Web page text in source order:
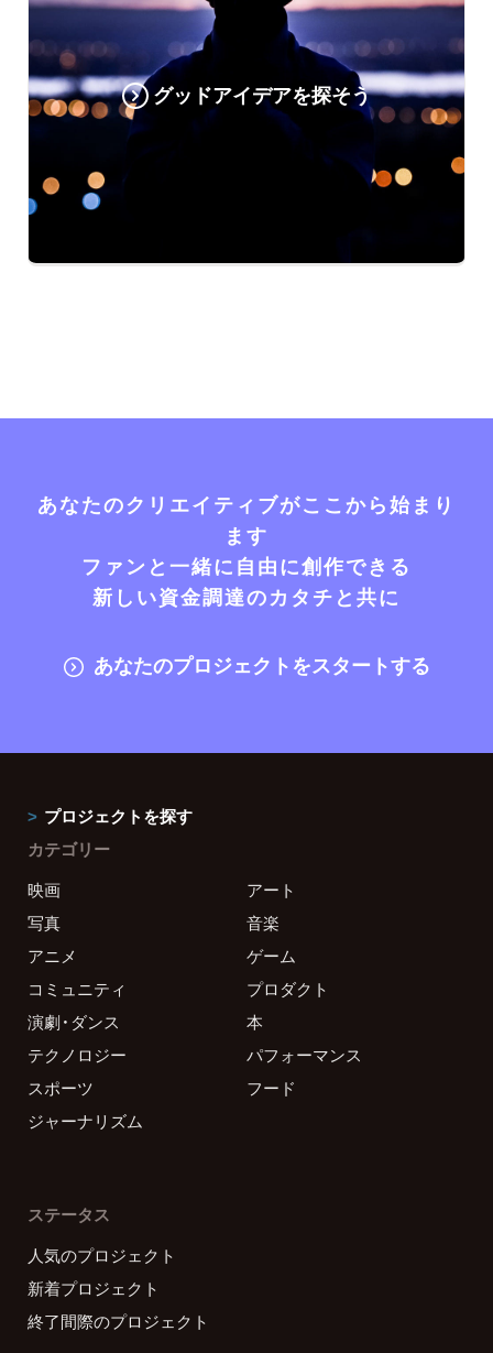
グッドアイデアを探そう
あなたのクリエイティブがここから始まり
ます
ファンと一緒に自由に創作できる
新しい資金調達のカタチと共に
あなたのプロジェクトをスタートする
プロジェクトを探す
カテゴリー
映画
アート
写真
音楽
アニメ
ゲーム
コミュニティ
プロダクト
演劇・ダンス
本
テクノロジー
パフォーマンス
スポーツ
フード
ジャーナリズム
ステータス
人気のプロジェクト
新着プロジェクト
終了間際のプロジェクト